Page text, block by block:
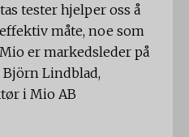
tester hjelper oss å
måte, noe som
er markedsleder på
Björn Lindblad,
i Mio AB